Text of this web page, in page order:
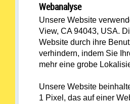
Webanalyse
Unsere Website
View, CA 94043, USA.
Website durch ihre
verhindern, indem Sie
mehr eine grobe
Unsere Website
1 Pixel, das auf einer